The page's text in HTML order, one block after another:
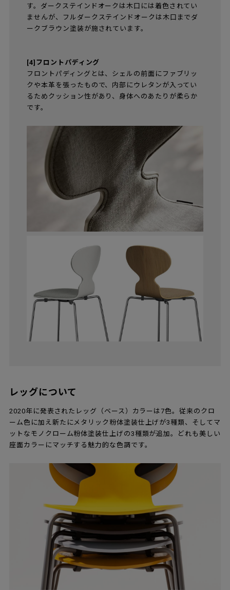
す。ダークステインドオークは木口には着色されてい
ませんが、フルダークステインドオークは木口までダ
ークブラウン塗装が施されています。
[4]フロントパディング
フロントパディングとは、シェルの前面にファブリッ
クや本革を張ったもので、内部にウレタンが入ってい
るためクッション性があり、身体へのあたりが柔らか
です。
レッグについて
2020年に発表されたレッグ（ベース）カラーは7色。従来のクロ
ーム色に加え新たにメタリック粉体塗装仕上げが3種類、そしてマ
ットなモノクローム粉体塗装仕上げの3種類が追加。どれも美しい
座面カラーにマッチする魅力的な色調です。